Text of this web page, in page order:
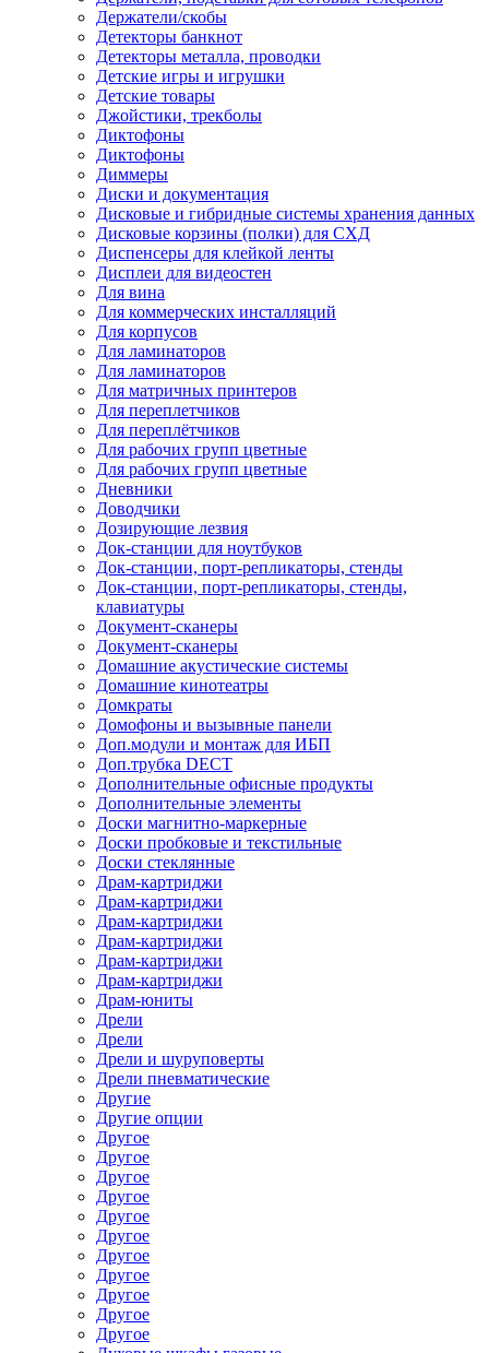
Держатели/скобы
Детекторы банкнот
Детекторы металла, проводки
Детские игры и игрушки
Детские товары
Джойстики, трекболы
Диктофоны
Диктофоны
Диммеры
Диски и документация
Дисковые и гибридные системы хранения данных
Дисковые корзины (полки) для СХД
Диспенсеры для клейкой ленты
Дисплеи для видеостен
Для вина
Для коммерческих инсталляций
Для корпусов
Для ламинаторов
Для ламинаторов
Для матричных принтеров
Для переплетчиков
Для переплётчиков
Для рабочих групп цветные
Для рабочих групп цветные
Дневники
Доводчики
Дозирующие лезвия
Док-станции для ноутбуков
Док-станции, порт-репликаторы, стенды
Док-станции, порт-репликаторы, стенды,
клавиатуры
Документ-сканеры
Документ-сканеры
Домашние акустические системы
Домашние кинотеатры
Домкраты
Домофоны и вызывные панели
Доп.модули и монтаж для ИБП
Доп.трубка DECT
Дополнительные офисные продукты
Дополнительные элементы
Доски магнитно-маркерные
Доски пробковые и текстильные
Доски стеклянные
Драм-картриджи
Драм-картриджи
Драм-картриджи
Драм-картриджи
Драм-картриджи
Драм-картриджи
Драм-юниты
Дрели
Дрели
Дрели и шуруповерты
Дрели пневматические
Другие
Другие опции
Другое
Другое
Другое
Другое
Другое
Другое
Другое
Другое
Другое
Другое
Другое